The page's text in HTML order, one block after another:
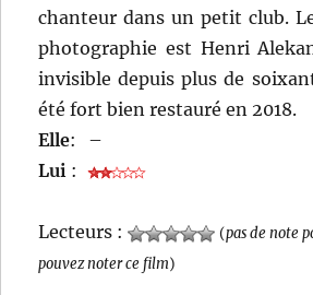
chanteur dans un petit club.
photographie est Henri
invisible depuis plus de
été fort bien restauré en 2018.
Elle:
–
Lui :
Lecteurs : (pas de note
pouvez noter ce film)